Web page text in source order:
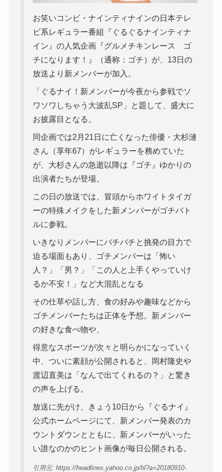
お笑いコンビ・ナインティナインの日本テレ
ビ系レギュラー番組『ぐるぐるナインティナ
イン』の人気企画『グルメチキンレース ゴ
チになります！』（通称：ゴチ）が、13日の
放送より新メンバーが加入。
「ぐるナイ！新メンバーが今夜から参戦でソ
ワソワしちゃう大波乱SP」と題して、盛大に
お披露目となる。
同企画では2月21日に亡くなった俳優・大杉漣
さん（享年67）がレギュラーを務めていた
が、大杉さんの急逝以降は『ゴチ』ゆかりの
出演者たちが登場。
この日の放送では、冒頭からホワイトタイガ
ーの特殊メイクをした新メンバーがゴチバト
ルに参戦。
いきなりメンバーにバチバチと挑発の目力で
迫る場面もあり、ゴチメンバーは「怖い
人？」「男？」「この人と上手くやっていけ
るか不安！」など大混乱となる
その仕草や話し方、食の好みや趣味などから
ゴチメンバーたちは正体を予想。新メンバー
の好きな食べ物や、
得意なスポーツが次々と明らかになっていく
中、ついに素顔が公開されると、岡村隆史や
渡辺直美は「なんで出てくれるの？」と驚き
の声を上げる。
放送に先がけ、きょう10日から『ぐるナイ』
公式ホームページにて、新メンバー発表のカ
ウントダウンとともに、新メンバーがいった
い誰なのかのヒント画像が毎日公開される。
引用元: https://headlines.yahoo.co.jp/hl?a=20180910-